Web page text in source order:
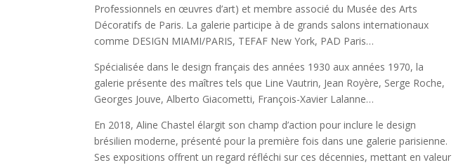
Professionnels en œuvres d’art) et membre associé du Musée des Arts
Décoratifs de Paris. La galerie participe à de grands salons internationaux
comme DESIGN MIAMI/PARIS, TEFAF New York, PAD Paris…
Spécialisée dans le design français des années 1930 aux années 1970, la
galerie présente des maîtres tels que Line Vautrin, Jean Royère, Serge Roche,
Georges Jouve, Alberto Giacometti, François-Xavier Lalanne…
En 2018, Aline Chastel élargit son champ d’action pour inclure le design
brésilien moderne, présenté pour la première fois dans une galerie parisienne.
Ses expositions offrent un regard réfléchi sur ces décennies, mettant en valeur